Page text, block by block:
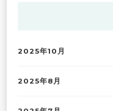
2025年10月
2025年8月